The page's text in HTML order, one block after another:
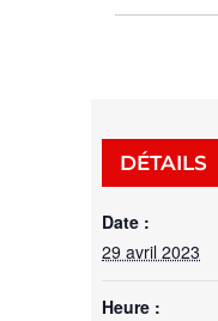
DÉTAILS
Date :
29 avril 2023
Heure :